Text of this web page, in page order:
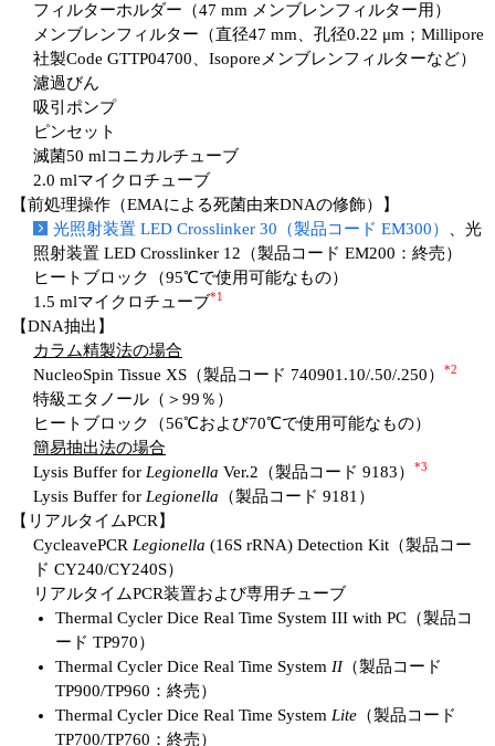
フィルターホルダー（47 mm メンブレンフィルター用）
メンブレンフィルター（直径47 mm、孔径0.22 μm；Millipore
社製Code GTTP04700、Isoporeメンブレンフィルターなど）
濾過びん
吸引ポンプ
ピンセット
滅菌50 mlコニカルチューブ
2.0 mlマイクロチューブ
【前処理操作（EMAによる死菌由来DNAの修飾）】
光照射装置 LED Crosslinker 30（製品コード EM300）
、光
照射装置 LED Crosslinker 12（製品コード EM200：終売）
ヒートブロック（95℃で使用可能なもの）
1.5 mlマイクロチューブ*1
【DNA抽出】
カラム精製法の場合
NucleoSpin Tissue XS（製品コード 740901.10/.50/.250）
*2
特級エタノール（＞99％）
ヒートブロック（56℃および70℃で使用可能なもの）
簡易抽出法の場合
Lysis Buffer for Legionella Ver.2（製品コード 9183） *3
Lysis Buffer for Legionella （製品コード 9181）
【リアルタイムPCR】
CycleavePCR Legionella (16S rRNA) Detection Kit（製品コー
ド CY240/CY240S）
リアルタイムPCR装置および専用チューブ
Thermal Cycler Dice Real Time System III with PC（製品コ
ード TP970）
Thermal Cycler Dice Real Time System II（製品コード
TP900/TP960：終売）
Thermal Cycler Dice Real Time System Lite （製品コード
TP700/TP760：終売）